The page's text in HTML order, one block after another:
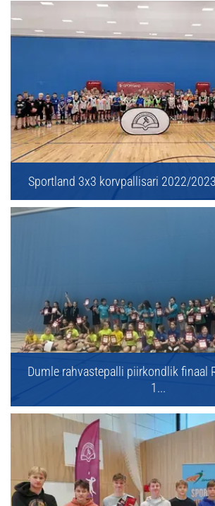
Sportland 3x3 korvpallisari 2022/
Dumle rahvastepalli piirkondlik finaal
1...